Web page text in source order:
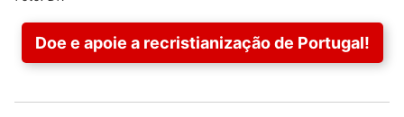
Doe e apoie a recristianização de Portugal!